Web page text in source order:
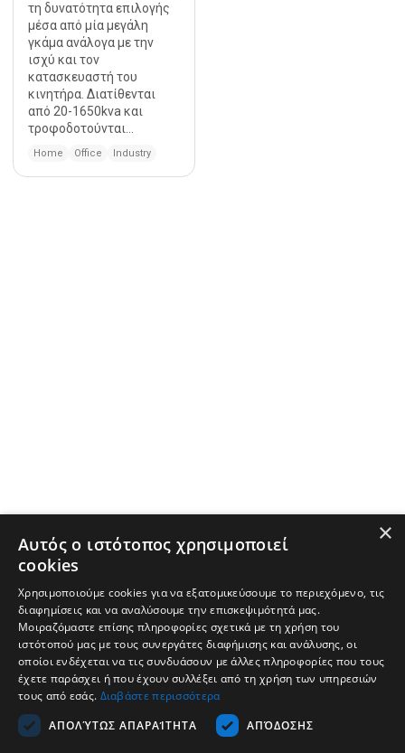
τη δυνατότητα επιλογής
μέσα από μία μεγάλη
γκάμα ανάλογα με την
ισχύ και τον
κατασκευαστή του
κινητήρα. Διατίθενται
από 20-1650kva και
τροφοδοτούνται...
Home Office Industry
Компания
×
Αυτός ο ιστότοπος χρησιμοποιεί
cookies
Χρησιμοποιούμε cookies για να εξατομικεύσουμε το περιεχόμενο, τις
διαφημίσεις και να αναλύσουμε την επισκεψιμότητά μας.
Μοιραζόμαστε επίσης πληροφορίες σχετικά με τη χρήση του
ιστότοπού μας με τους συνεργάτες διαφήμισης και ανάλυσης, οι
οποίοι ενδέχεται να τις συνδυάσουν με άλλες πληροφορίες που τους
έχετε παράσχει ή που έχουν συλλέξει από τη χρήση των υπηρεσιών
τους από εσάς. Διαβάστε περισσότερα
ΑΠΟΛΎΤΩΣ ΑΠΑΡΑΊΤΗΤΑ
ΑΠΌΔΟΣΗΣ